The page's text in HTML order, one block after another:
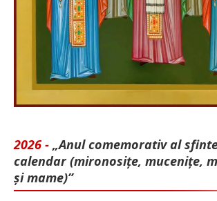
2026 - „Anul comemorativ al
calendar (mironosițe, mu­cenițe,
și mame)”